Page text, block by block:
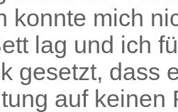
konnte mich
lag und ich
gesetzt, dass
auf keinen